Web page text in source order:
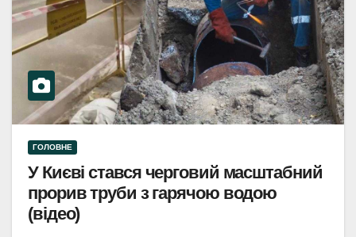
ГОЛОВНЕ
У Києві стався черговий масштабний
прорив труби з гарячою водою
(відео)